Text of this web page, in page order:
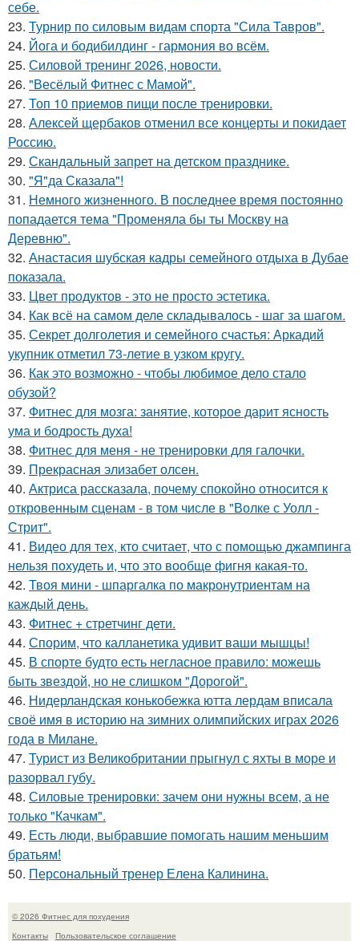
себе.
23. Турнир по силовым видам спорта "Сила Тавров".
24. Йога и бодибилдинг - гармония во всём.
25. Силовой тренинг 2026, новости.
26. "Весёлый Фитнес с Мамой".
27. Топ 10 приемов пищи после тренировки.
28. Алексей щербаков отменил все концерты и покидает
Россию.
29. Скандальный запрет на детском празднике.
30. "Я"да Сказала"!
31. Немного жизненного. В последнее время постоянно
попадается тема "Променяла бы ты Москву на
Деревню".
32. Анастасия шубская кадры семейного отдыха в Дубае
показала.
33. Цвет продуктов - это не просто эстетика.
34. Как всё на самом деле складывалось - шаг за шагом.
35. Секрет долголетия и семейного счастья: Аркадий
укупник отметил 73-летие в узком кругу.
36. Как это возможно - чтобы любимое дело стало
обузой?
37. Фитнес для мозга: занятие, которое дарит ясность
ума и бодрость духа!
38. Фитнес для меня - не тренировки для галочки.
39. Прекрасная элизабет олсен.
40. Актриса рассказала, почему спокойно относится к
откровенным сценам - в том числе в "Волке с Уолл -
Стрит".
41. Видео для тех, кто считает, что с помощью джампинга
нельзя похудеть и, что это вообще фигня какая-то.
42. Твоя мини - шпаргалка по макронутриентам на
каждый день.
43. Фитнес + стретчинг дети.
44. Спорим, что калланетика удивит ваши мышцы!
45. В спорте будто есть негласное правило: можешь
быть звездой, но не слишком "Дорогой".
46. Нидерландская конькобежка ютта лердам вписала
своё имя в историю на зимних олимпийских играх 2026
года в Милане.
47. Турист из Великобритании прыгнул с яхты в море и
разорвал губу.
48. Силовые тренировки: зачем они нужны всем, а не
только "Качкам".
49. Есть люди, выбравшие помогать нашим меньшим
братьям!
50. Персональный тренер Елена Калинина.
© 2026 Фитнес для похудения
Контакты
Пользовательское соглашение